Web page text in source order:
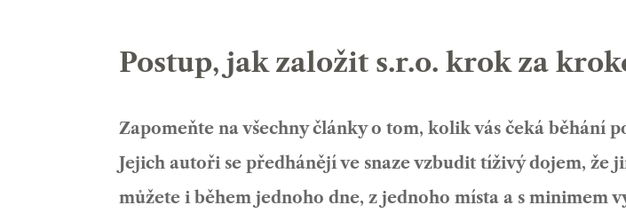
Postup, jak založit s.r.o. krok za
Zapomeňte na všechny články o tom, kolik vás čeká běhání
Jejich autoři se předhánějí ve snaze vzbudit tíživý dojem, že
můžete i během jednoho dne, z jednoho místa a s minimem